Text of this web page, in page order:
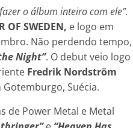
o álbum inteiro com ele”.
OF SWEDEN, e logo em
Não perdendo tempo,
Night”. O debut veio logo
Fredrik Nordström
Suécia.
de Power Metal e Metal